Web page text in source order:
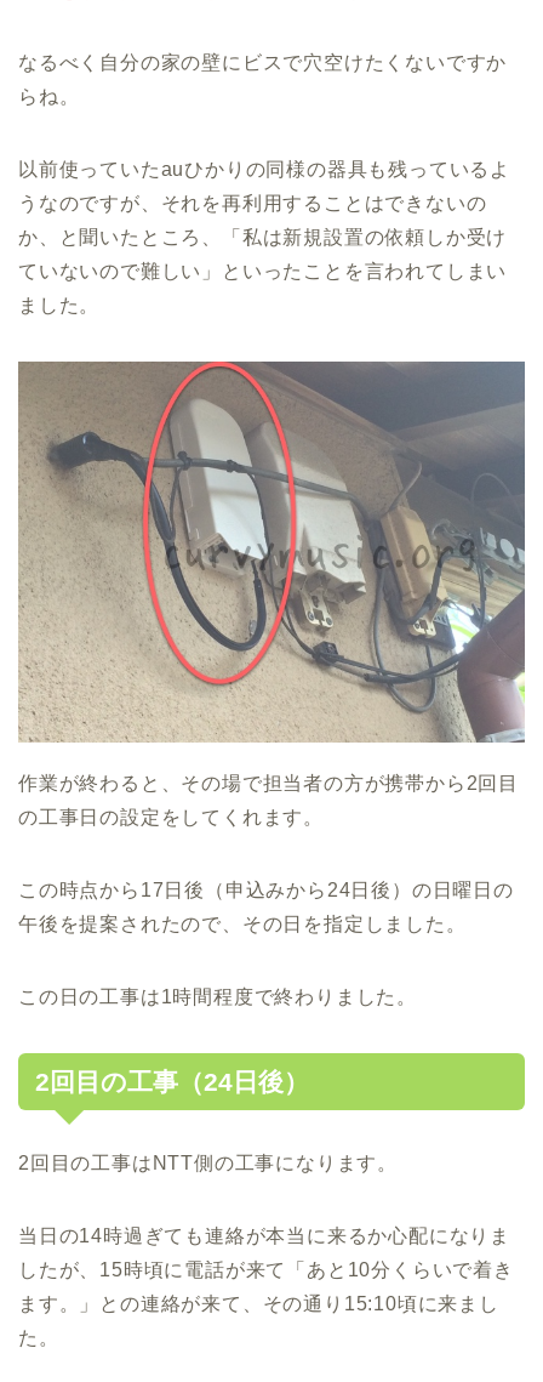
なるべく自分の家の壁にビスで穴空けたくないですか
らね。
以前使っていたauひかりの同様の器具も残っているよ
うなのですが、それを再利用することはできないの
か、と聞いたところ、「私は新規設置の依頼しか受け
ていないので難しい」といったことを言われてしまい
ました。
作業が終わると、その場で担当者の方が携帯から2回目
の工事日の設定をしてくれます。
この時点から17日後（申込みから24日後）の日曜日の
午後を提案されたので、その日を指定しました。
この日の工事は1時間程度で終わりました。
2回目の工事（24日後）
2回目の工事はNTT側の工事になります。
当日の14時過ぎても連絡が本当に来るか心配になりま
したが、15時頃に電話が来て「あと10分くらいで着き
ます。」との連絡が来て、その通り15:10頃に来まし
た。